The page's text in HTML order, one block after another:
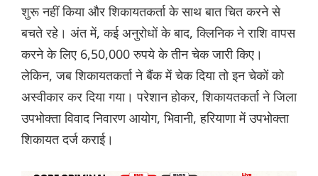
शुरू नहीं किया और शिकायतकर्ता के साथ बात चित करने से
बचते रहे। अंत में, कई अनुरोधों के बाद, क्लिनिक ने राशि वापस
करने के लिए 6,50,000 रुपये के तीन चेक जारी किए।
लेकिन, जब शिकायतकर्ता ने बैंक में चेक दिया तो इन चेकों को
अस्वीकार कर दिया गया। परेशान होकर, शिकायतकर्ता ने जिला
उपभोक्ता विवाद निवारण आयोग, भिवानी, हरियाणा में उपभोक्ता
शिकायत दर्ज कराई।